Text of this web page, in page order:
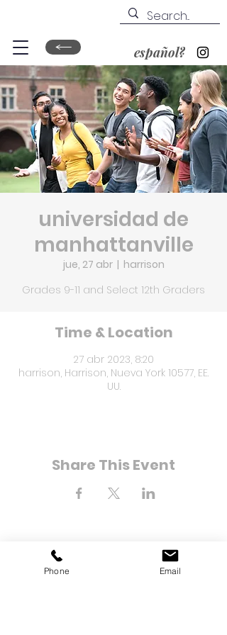
español?
universidad de
manhattanville
jue, 27 abr
  |
harrison
Grades 9-11 and Select 12th Graders
Time & Location
27 abr 2023, 8:20
harrison, Harrison, Nueva York 10577, EE.
UU.
Share This Event
Phone Email